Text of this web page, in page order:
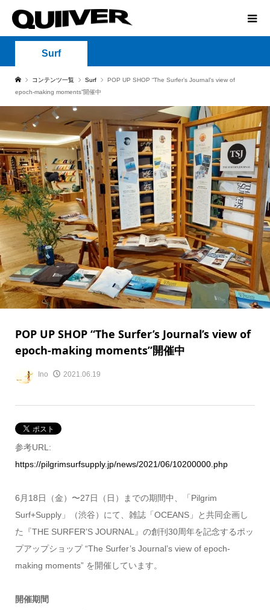
Surf
コンテンツ一覧 Surf
POP UP SHOP “The Surfer’s Journal’s view of
epoch-making moments”開催中
POP UP SHOP “The Surfer’s Journal’s view of
epoch-making moments”開催中
Ino 2021.06.19
参考URL:
https://pilgrimsurfsupply.jp/news/2021/06/10200000.php
6月18日（金）〜27日（日）までの期間中、「Pilgrim
Surf+Supply」（渋谷）にて、雑誌「OCEANS」と共同企画し
た『THE SURFER’S JOURNAL』の創刊30周年を記念するポッ
プアップショップ “The Surfer’s Journal’s view of epoch-
making moments” を開催しています。
開催期間